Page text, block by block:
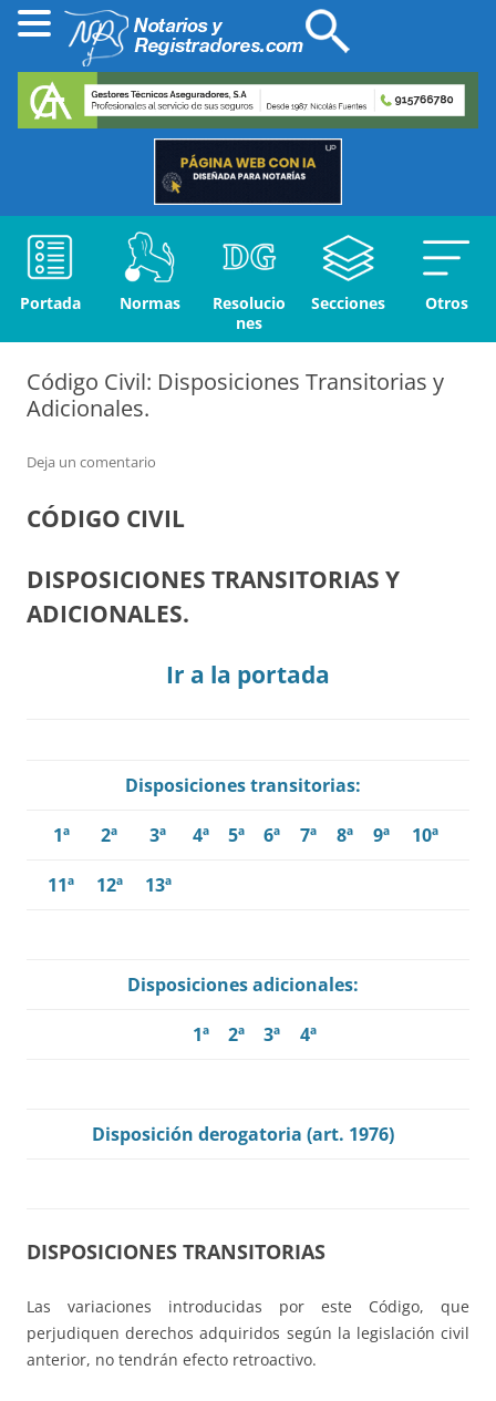
Portada Normas
Resolucio
nes
Secciones Otros
Código Civil: Disposiciones Transitorias y
Adicionales.
Deja un comentario
CÓDIGO CIVIL
DISPOSICIONES TRANSITORIAS Y
ADICIONALES.
Ir a la portada
Disposiciones transitorias:
1ª 2ª 3ª 4ª 5ª 6ª 7ª 8ª 9ª 10ª
11ª 12ª 13ª
Disposiciones adicionales:
1ª 2ª 3ª 4ª
Disposición derogatoria (art. 1976)
DISPOSICIONES TRANSITORIAS
Las variaciones introducidas por este Código, que
perjudiquen derechos adquiridos según la legislación civil
anterior, no tendrán efecto retroactivo.